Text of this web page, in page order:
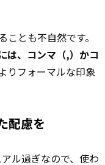
とも不自然です。
は、コンマ（,）かコ
りフォーマルな印象
配慮を
ル過ぎなので、使わ